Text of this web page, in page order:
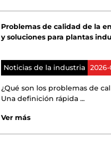
la energía: tipos, causas
industriales
2026-07-22
calidad de la energía?